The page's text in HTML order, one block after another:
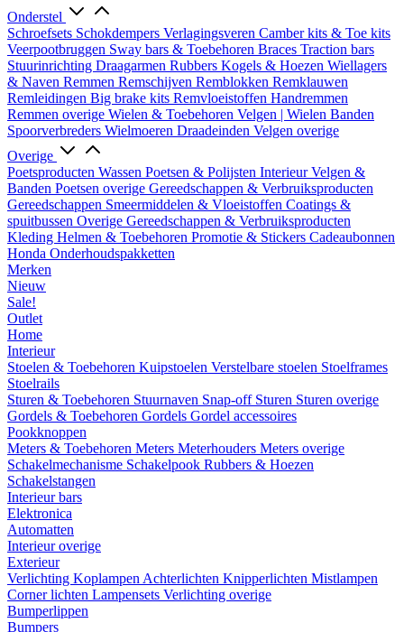
Onderstel
Schroefsets Schokdempers Verlagingsveren Camber kits & Toe kits
Veerpootbruggen Sway bars & Toebehoren Braces Traction bars
Stuurinrichting Draagarmen Rubbers Kogels & Hoezen Wiellagers
& Naven Remmen Remschijven Remblokken Remklauwen
Remleidingen Big brake kits Remvloeistoffen Handremmen
Remmen overige Wielen & Toebehoren Velgen | Wielen Banden
Spoorverbreders Wielmoeren Draadeinden Velgen overige
Overige
Poetsproducten Wassen Poetsen & Polijsten InterieurVelgen &
Banden Poetsen overige Gereedschappen & Verbruiksproducten
Gereedschappen Smeermiddelen & Vloeistoffen Coatings &
spuitbussen Overige Gereedschappen & Verbruiksproducten
Kleding Helmen & Toebehoren Promotie & Stickers Cadeaubonnen
Honda Onderhoudspakketten
Merken
Nieuw
Sale!
Outlet
Home
Interieur
Stoelen & Toebehoren Kuipstoelen Verstelbare stoelen Stoelframes
Stoelrails
Sturen & Toebehoren Stuurnaven Snap-off Sturen Sturen overige
Gordels & Toebehoren Gordels Gordel accessoires
Pookknoppen
Meters & Toebehoren Meters Meterhouders Meters overige
Schakelmechanisme Schakelpook Rubbers & Hoezen
Schakelstangen
Interieur bars
Elektronica
Automatten
Interieur overige
Exterieur
Verlichting Koplampen Achterlichten Knipperlichten Mistlampen
Corner lichten Lampensets Verlichting overige
Bumperlippen
Bumpers